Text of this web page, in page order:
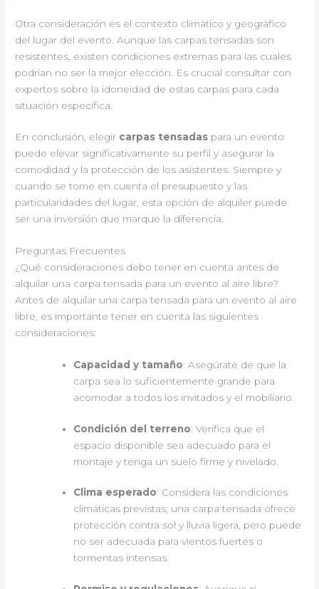
Otra consideración es el contexto climático y geográfico
del lugar del evento. Aunque las carpas tensadas son
resistentes, existen condiciones extremas para las cuales
podrían no ser la mejor elección. Es crucial consultar con
expertos sobre la idoneidad de estas carpas para cada
situación específica.
En conclusión, elegir carpas tensadas para un evento
puede elevar significativamente su perfil y asegurar la
comodidad y la protección de los asistentes. Siempre y
cuando se tome en cuenta el presupuesto y las
particularidades del lugar, esta opción de alquiler puede
ser una inversión que marque la diferencia.
Preguntas Frecuentes
¿Qué consideraciones debo tener en cuenta antes de
alquilar una carpa tensada para un evento al aire libre?
Antes de alquilar una carpa tensada para un evento al aire
libre, es importante tener en cuenta las siguientes
consideraciones:
Capacidad y tamaño: Asegúrate de que la
carpa sea lo suficientemente grande para
acomodar a todos los invitados y el mobiliario.
Condición del terreno: Verifica que el
espacio disponible sea adecuado para el
montaje y tenga un suelo firme y nivelado.
Clima esperado: Considera las condiciones
climáticas previstas; una carpa tensada ofrece
protección contra sol y lluvia ligera, pero puede
no ser adecuada para vientos fuertes o
tormentas intensas.